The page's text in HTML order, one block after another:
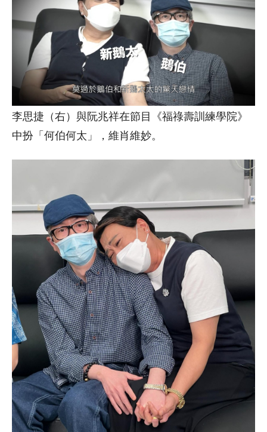
李思捷（右）與阮兆祥在節目《福祿壽訓練學院》
中扮「何伯何太」，維肖維妙。